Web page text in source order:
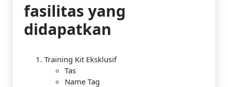
fasilitas yang
didapatkan
Training Kit Eksklusif
Tas
Name Tag